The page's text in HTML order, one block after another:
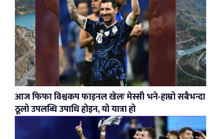
आज फिफा विश्वकप फाइनल खेलः मेस्सी भने-हाम्रो सबैभन्दा
ठूलो उपलब्धि उपाधि होइन, यो यात्रा हो